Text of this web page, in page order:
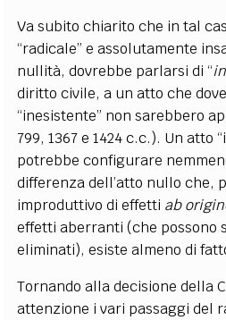
Va subito chiarito che in tal
“radicale” e assolutamente
nullità, dovrebbe parlarsi di “
diritto civile, a un atto che
“inesistente” non sarebbero
799, 1367 e 1424 c.c.). Un atto
potrebbe configurare
differenza dell’atto nullo che,
improduttivo di effetti ab
effetti aberranti (che possono
eliminati), esiste almeno di
Tornando alla decisione della
attenzione i vari passaggi del